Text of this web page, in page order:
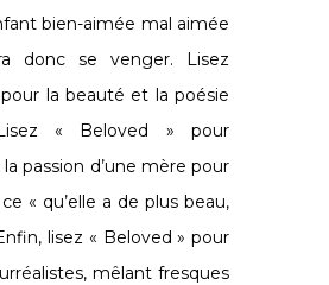
bien-aimée mal aimée
donc se venger. Lisez
la beauté et la poésie
« Beloved » pour
passion d’une mère pour
« qu’elle a de plus beau,
lisez « Beloved » pour
mêlant fresques